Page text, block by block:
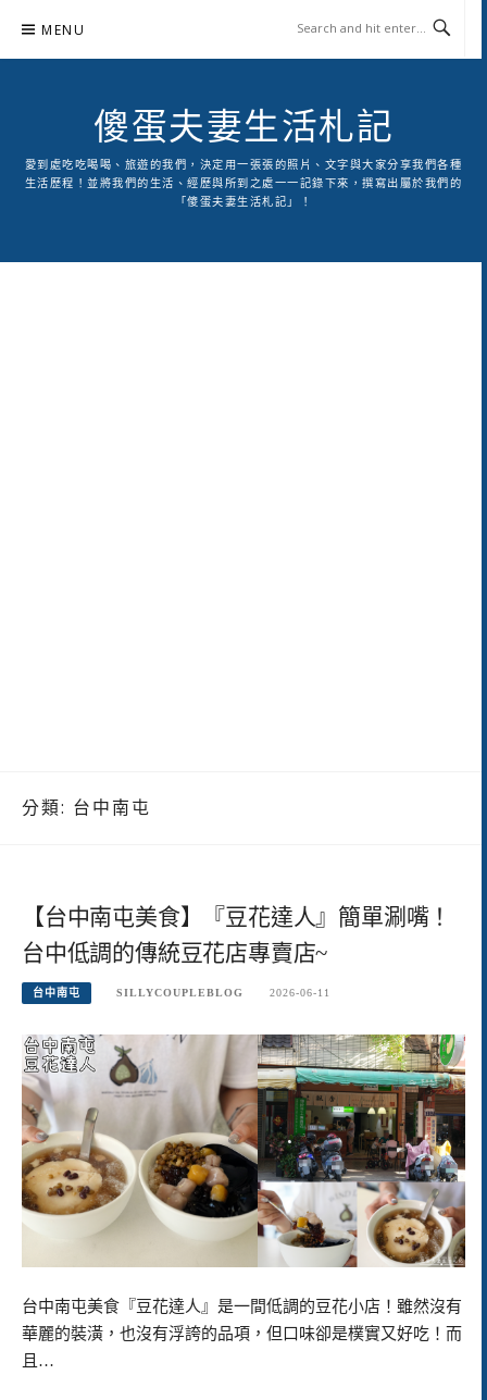
content
MENU
傻蛋夫妻生活札記
愛到處吃吃喝喝、旅遊的我們，決定用一張張的照片、文字與大家分享我們各種
生活歷程！並將我們的生活、經歷與所到之處一一記錄下來，撰寫出屬於我們的
「傻蛋夫妻生活札記」！
分類: 台中南屯
【台中南屯美食】『豆花達人』簡單涮嘴！
台中低調的傳統豆花店專賣店~
台中南屯 SILLYCOUPLEBLOG 2026-06-11
台中南屯美食『豆花達人』是一間低調的豆花小店！雖然沒有
華麗的裝潢，也沒有浮誇的品項，但口味卻是樸實又好吃！而
且…